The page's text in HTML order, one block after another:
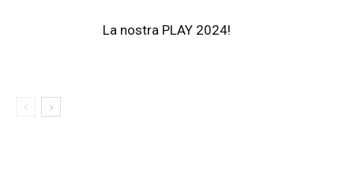
La nostra PLAY 2024!